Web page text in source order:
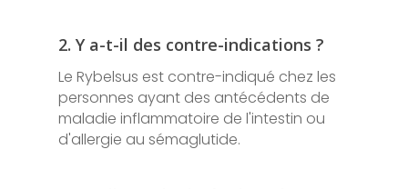
2. Y a-t-il des contre-indications ?
Le Rybelsus est contre-indiqué chez les
personnes ayant des antécédents de
maladie inflammatoire de l'intestin ou
d'allergie au sémaglutide.